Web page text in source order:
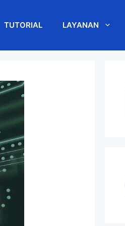
TUTORIAL LAYANAN